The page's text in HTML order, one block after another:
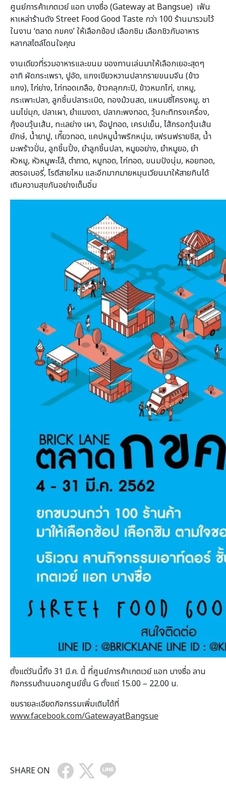
ศูนย์การค้าเกตเวย์ แอท บางซื่อ (Gateway at Bangsue) เฟ้น
หาเหล่าร้านดัง Street Food Good Taste กว่า 100 ร้านมารวมไว้
ในงาน ‘ตลาด กขคง’ ให้เลือกช้อป เลือกชิม เลือกชิวกับอาหาร
หลากสไตล์โดนใจคุณ
งานเดียวที่รวมอาหารและขนม ของทานเล่นมาให้เลือกเยอะสุดๆ
อาทิ ผัดกระเพรา, ปูอัด, แกงเขียวหวานปลากรายขนมจีน (ข้าว
แกง), ไก่ย่าง, ไก่ทอดเกลือ, ข้าวคลุกกะปิ, ข้าวหมกไก่, ขาหมู,
กระเพาะปลา, ลูกชิ้นปลาระเบิด, ทองม้วนสด, แหนมซี่โครงหมู, ชา
นมไข่มุก, ปลาเผา, ยำแมงดา, ปลากะพงทอด, วุ้นกะทิทรงเครื่อง,
กุ้งอบวุ้นเส้น, ทะเลย่าง เผา, จ๊อปูทอด, เครปเย็น, ไส้กรอกวุ้นเส้น
ยักษ์, น้ำยาปู, เกี๊ยวทอด, แคปหมูน้ำพริกหนุ่ม, เฟรนฟรายชีส, น้ำ
มะพร้าวปั่น, ลูกชิ้นปิ้ง, ยำลูกชิ้นปลา, หมูยอย่าง, ยำหมูยอ, ยำ
หัวหมู, หัวหมูพะโล้, ตำถาด, หมูทอด, ไก่ทอด, ขนมปังนุ่ม, หอยทอด,
สตรอเบอรี่, โรตีสายไหม และอีกมากมายหมุนเวียนมาให้สายกินได้
เติมความสุขกันอย่างเต็มอิ่ม
ตั้งแต่วันนี้ถึง 31 มี.ค. นี้ ที่ศูนย์การค้าเกตเวย์ แอท บางซื่อ ลาน
กิจกรรมด้านนอกศูนย์ชั้น G ตั้งแต่ 15.00 – 22.00 น.
ชมรายละเอียดกิจกรรมเพิ่มเติมได้ที่
www.facebook.com/GatewayatBangsue
SHARE ON